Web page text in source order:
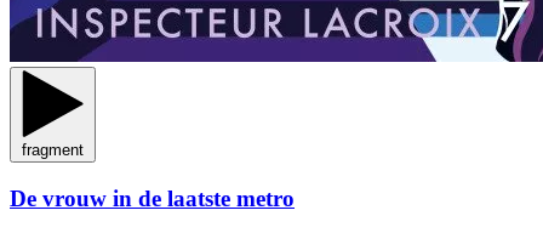
fragment
De vrouw in de laatste metro